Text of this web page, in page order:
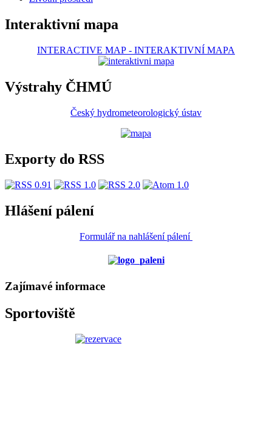
Interaktivní mapa
INTERACTIVE MAP - INTERAKTIVNÍ MAPA
Výstrahy ČHMÚ
Český hydrometeorologický ústav
Exporty do RSS
Hlášení pálení
Formulář na nahlášení pálení
Zajímavé informace
Sportoviště